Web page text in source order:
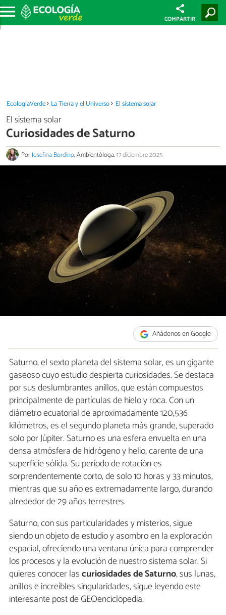
COMPARTIR
EcologíaVerde La Tierra y el Universo El sistema solar
El sistema solar
Curiosidades de Saturno
PorJosefina Bordino, Ambientóloga.17 diciembre 2025
Añádenos en Google
Saturno, el sexto planeta del sistema solar, es un gigante
gaseoso cuyo estudio despierta curiosidades. Se destaca
por sus deslumbrantes anillos, que están compuestos
principalmente de partículas de hielo y roca. Con un
diámetro ecuatorial de aproximadamente 120,536
kilómetros, es el segundo planeta más grande, superado
solo por Júpiter. Saturno es una esfera envuelta en una
densa atmósfera de hidrógeno y helio, carente de una
superficie sólida. Su período de rotación es
sorprendentemente corto, de solo 10 horas y 33 minutos,
mientras que su año es extremadamente largo, durando
alrededor de 29 años terrestres.
Saturno, con sus particularidades y misterios, sigue
siendo un objeto de estudio y asombro en la exploración
espacial, ofreciendo una ventana única para comprender
los procesos y la evolución de nuestro sistema solar. Si
quieres conocer lascuriosidades de Saturno, sus lunas,
anillos e increíbles singularidades, sigue leyendo este
interesante post de GEOenciclopedia.